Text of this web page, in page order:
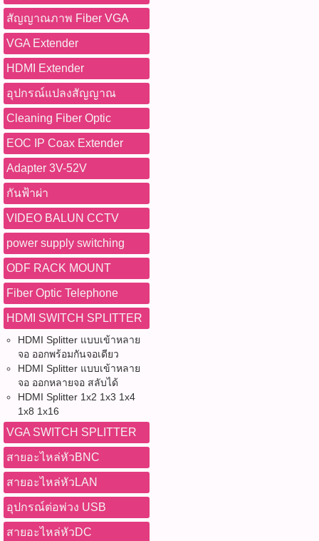
สัญญาณภาพ Fiber VGA
VGA Extender
HDMI Extender
อุปกรณ์แปลงสัญญาณ
Cleaning Fiber Optic
EOC IP Coax Extender
Adapter 3V-52V
กันฟ้าผ่า
VIDEO BALUN CCTV
power supply switching
ODF RACK MOUNT
Fiber Optic Telephone
HDMI SWITCH SPLITTER
HDMI Splitter แบบเข้าหลาย
จอ ออกพร้อมกันจอเดียว
HDMI Splitter แบบเข้าหลาย
จอ ออกหลายจอ สลับได้
HDMI Splitter 1x2 1x3 1x4
1x8 1x16
VGA SWITCH SPLITTER
สายอะไหล่หัวBNC
สายอะไหล่หัวLAN
อุปกรณ์ต่อพ่วง USB
สายอะไหล่หัวDC